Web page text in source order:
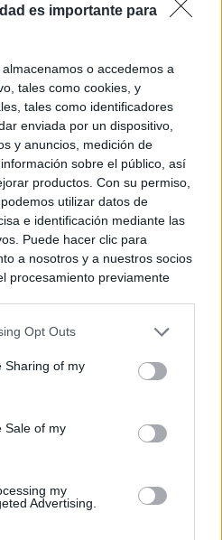
es importante para
o accedemos a
tales como cookies, y
tales como identificadores
enviada por un dispositivo,
y anuncios, medición de
sobre el público, así
productos. Con su permiso,
utilizar datos de
e identificación mediante las
Puede hacer clic para
a nosotros y a nuestros socios
procesamiento previamente
en cuenta que algún
tiene el derecho de
Sus preferencias se aplicarán
de nuevo en este sitio web o
privacidad.
Opt Outs
Sharing of my
Sale of my
my
Advertising.